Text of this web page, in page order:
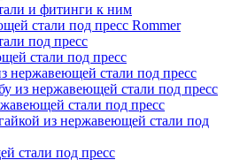
и фитинги к ним
стали под пресс Rommer
под пресс
стали под пресс
нержавеющей стали под пресс
из нержавеющей стали под пресс
стали под пресс
из нержавеющей стали под
стали под пресс